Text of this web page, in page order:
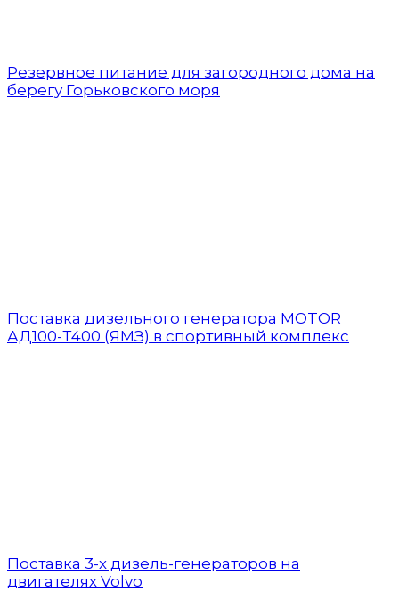
Резервное питание для загородного дома на
берегу Горьковского моря
Поставка дизельного генератора MOTOR
АД100-Т400 (ЯМЗ) в спортивный комплекс
Поставка 3-х дизель-генераторов на
двигателях Volvo